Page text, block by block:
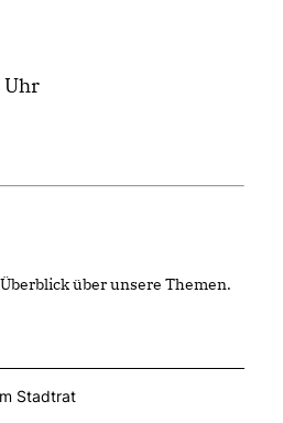
Uhr
über unsere Themen.
Stadtrat